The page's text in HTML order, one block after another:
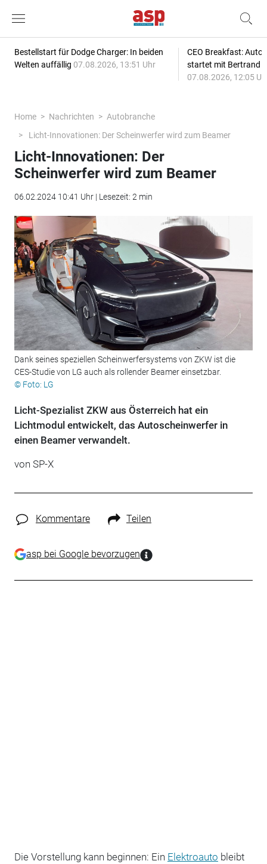
Bestellstart für Dodge Charger: In beiden
Welten auffällig 07.08.2026, 13:51 Uhr
CEO Breakfast:
startet mit Bertrand
07.08.2026, 12:05
Home Nachrichten
Autobranche
Licht-Innovationen: Der Scheinwerfer wird zum Beamer
Licht-Innovationen: Der
Scheinwerfer wird zum Beamer
06.02.2024 10:41 Uhr | Lesezeit: 2 min
Dank seines speziellen Scheinwerfersystems von ZKW ist die
CES-Studie von LG auch als rollender Beamer einsetzbar.
© Foto: LG
Licht-Spezialist ZKW aus Österreich hat ein
Lichtmodul entwickelt, das Autoscheinwerfer in
einen Beamer verwandelt.
von SP-X
Kommentare Teilen
asp bei Google bevorzugen
Die Vorstellung kann beginnen: Ein Elektroauto bleibt